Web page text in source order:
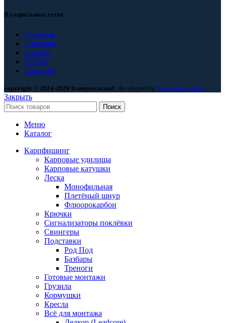
В социальных сетях
Facebook
Instagram
Youtube
TikTok
LinkedId
copyright © 2024-2026 fratepescar.md | developed by Mandarin Studio
Закрыть
Поиск
Меню
Каталог
Карпфишинг
Карповые удилища
Карповые катушки
Леска
Монофильная
Плетёный шнур
Флюорокарбон
Крючки
Сигнализаторы поклёвки
Свингеры
Подставки
Род Под
Базбары
Треноги
Готовые монтажи
Грузила
Кормушки
Кресла
Всё для монтажа